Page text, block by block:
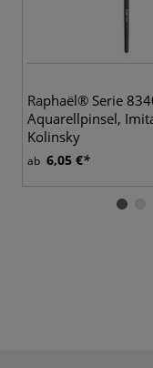
Raphaël® Serie
Aquarellpinsel,
Kolinsky
ab 6,05 €